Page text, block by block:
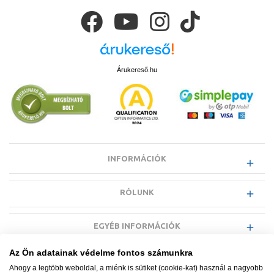
Árukereső.hu
INFORMÁCIÓK
RÓLUNK
EGYÉB INFORMÁCIÓK
Az Ön adatainak védelme fontos számunkra
Ahogy a legtöbb weboldal, a miénk is sütiket (cookie-kat) használ a nagyobb